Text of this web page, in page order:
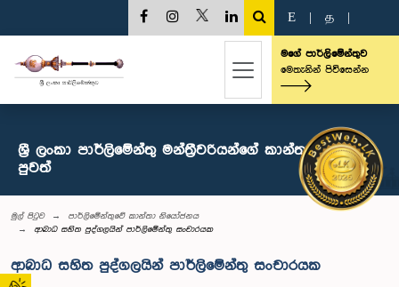
E த
මගේ පාර්ලිමේන්තුව
මෙතැනින් පිවිසෙන්න
ශ්‍රී ලංකා පාර්ලිමේන්තු මන්ත්‍රීවරියන්ගේ කාන්තා සංසදය -
පුවත්
මුල් පිටුව
පාර්ලිමේන්තුවේ කාන්තා නියෝජනය
ආබාධ සහිත පුද්ගලයින් පාර්ලිමේන්තු සංචාරයක
ආබාධ සහිත පුද්ගලයින් පාර්ලිමේන්තු සංචාරයක